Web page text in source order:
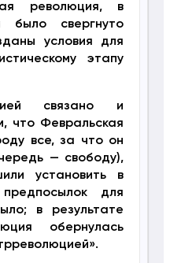
революция, в
было свергнуто
условия для
этапу
связано и
что Февральская
все, за что он
— свободу),
установить в
для
в результате
обернулась